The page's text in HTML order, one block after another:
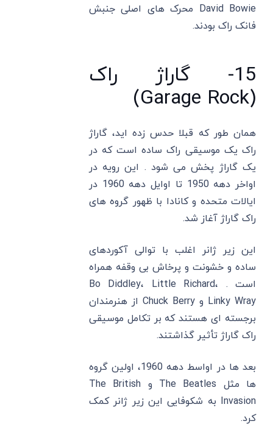
David Bowie محرک های اصلی جنبش
فانک راک بودند.
15- گاراژ راک
(Garage Rock)
همان طور که قبلا حدس زده اید، گاراژ
راک یک موسیقی راک ساده است که در
یک گاراژ پخش می شود . این رویه در
اواخر دهه 1950 تا اوایل دهه 1960 در
ایالات متحده و کانادا با ظهور گروه های
راک گاراژ آغاز شد.
این زیر ژانر اغلب با توالی آکوردهای
ساده و خشونت و پرخاش بی وقفه همراه
است . Bo Diddley، Little Richard،
Linky Wray و Chuck Berry از هنرمندان
برجسته ای هستند که بر تکامل موسیقی
راک گاراژ تأثیر گذاشتند.
بعد ها در اواسط دهه 1960، اولین گروه
ها مثل The Beatles و The British
Invasion به شکوفایی این زیر ژانر کمک
کرد.